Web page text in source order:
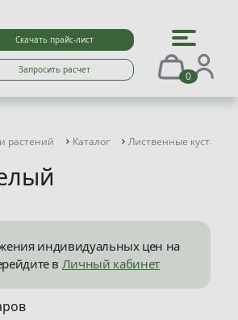
Скачать прайс-лист
Запросить расчет 0
растений Каталог Лиственные
индивидуальных цен на
в Личный кабинет